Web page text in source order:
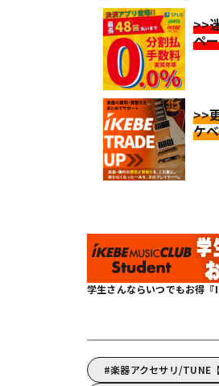
>>
ペ
>>
ケ
学生さんならいつでもお得
楽器アクセサリ/TUNE